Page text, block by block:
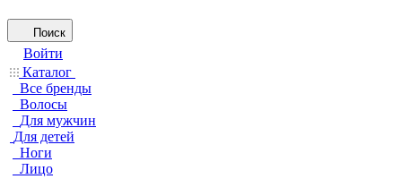
Поиск
Войти
Каталог
Все бренды
Волосы
Для мужчин
Для детей
Ноги
Лицо